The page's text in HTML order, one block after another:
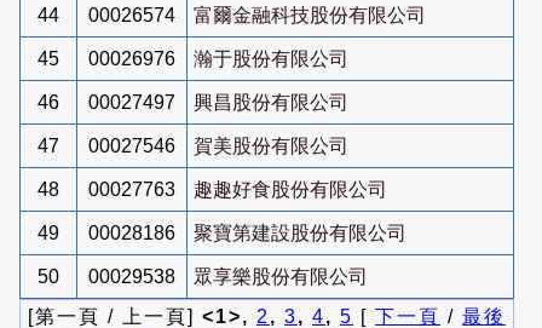
44 00026574 富爾金融科技股份有限公司
45 00026976 瀚于股份有限公司
46 00027497 興昌股份有限公司
47 00027546 賀美股份有限公司
48 00027763 趣趣好食股份有限公司
49 00028186 聚寶第建設股份有限公司
50 00029538
眾享樂股份有限公司
[第一頁 / 上一頁] <1>, 2 , 3, 4, 5 [ 下一頁 / 最後